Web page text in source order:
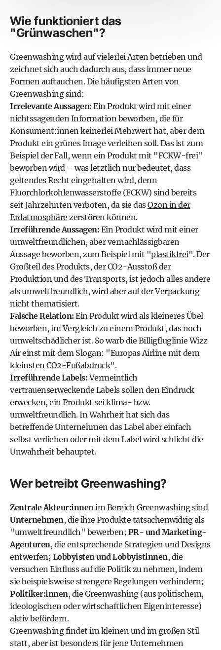
Wie funktioniert das
"Grünwaschen"?
Greenwashing wird auf vielerlei Arten betrieben und
zeichnet sich auch dadurch aus, dass immer neue
Formen auftauchen. Die häufigsten Arten von
Greenwashing sind:
Irrelevante Aussagen: Ein Produkt wird mit einer
nichtssagenden Information beworben, die für
Konsument:innen keinerlei Mehrwert hat, aber dem
Produkt ein grünes Image verleihen soll. Das ist zum
Beispiel der Fall, wenn ein Produkt mit "FCKW-frei"
beworben wird – was letztlich nur bedeutet, dass
geltendes Recht eingehalten wird, denn
Fluorchlorkohlenwasserstoffe (FCKW) sind bereits
seit Jahrzehnten verboten, da sie dasOzon in der
Erdatmosphäre zerstören können.
Irreführende Aussagen: Ein Produkt wird mit einer
umweltfreundlichen, aber vernachlässigbaren
Aussage beworben, zum Beispiel mit "plastikfrei". Der
Großteil des Produkts, der CO2-Ausstoß der
Produktion und des Transports, ist jedoch alles andere
als umweltfreundlich, wird aber auf der Verpackung
nicht thematisiert.
Falsche Relation: Ein Produkt wird als kleineres Übel
beworben, im Vergleich zu einem Produkt, das noch
umweltschädlicher ist. So warb die Billigfluglinie Wizz
Air einst mit dem Slogan: "Europas Airline mit dem
kleinstenCO2-Fußabdruck".
Irreführende Labels:Vermeintlich
vertrauenserweckende Labels sollen den Eindruck
erwecken, ein Produkt sei klima- bzw.
umweltfreundlich. In Wahrheit hat sich das
betreffende Unternehmen das Label aber einfach
selbst verliehen oder mit dem Label wird schlicht die
Unwahrheit behauptet.
Wer betreibt Greenwashing?
Zentrale Akteur:innenim Bereich Greenwashing sind
Unternehmen, die ihre Produkte tatsachenwidrig als
"umweltfreundlich" bewerben; PR- und Marketing-
Agenturen, die entsprechende Strategien und Designs
entwerfen; Lobbyisten und Lobbyistinnen, die
versuchen Einfluss auf die Politik zu nehmen, indem
sie beispielsweise strengere Regelungen verhindern;
Politiker:innen, die Greenwashing (aus politischem,
ideologischen oder wirtschaftlichen Eigeninteresse)
aktiv befördern.
Greenwashing findet im kleinen und im großen Stil
statt, aber ist besonders für jene Unternehmen